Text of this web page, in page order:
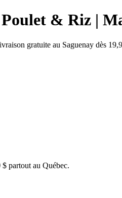
& Riz |
gratuite au Saguenay dès
partout au Québec.